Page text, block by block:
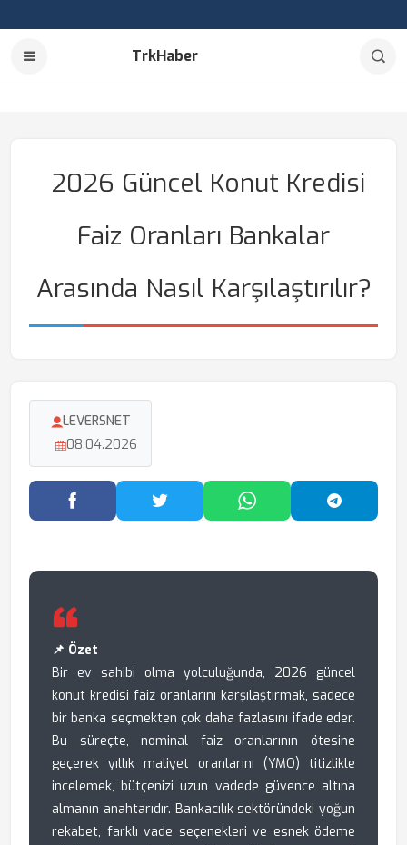
TrkHaber
2026 Güncel Konut Kredisi
Faiz Oranları Bankalar
Arasında Nasıl Karşılaştırılır?
LEVERSNET
08.04.2026
Facebook'ta PaylaşTwitter'da PaylaşWhatsApp'ta Paylaş
📌 Özet
Bir ev sahibi olma yolculuğunda, 2026 güncel
konut kredisi faiz oranlarını karşılaştırmak, sadece
bir banka seçmekten çok daha fazlasını ifade eder.
Bu süreçte, nominal faiz oranlarının ötesine
geçerek yıllık maliyet oranlarını (YMO) titizlikle
incelemek, bütçenizi uzun vadede güvence altına
almanın anahtarıdır. Bankacılık sektöründeki yoğun
rekabet, farklı vade seçenekleri ve esnek ödeme